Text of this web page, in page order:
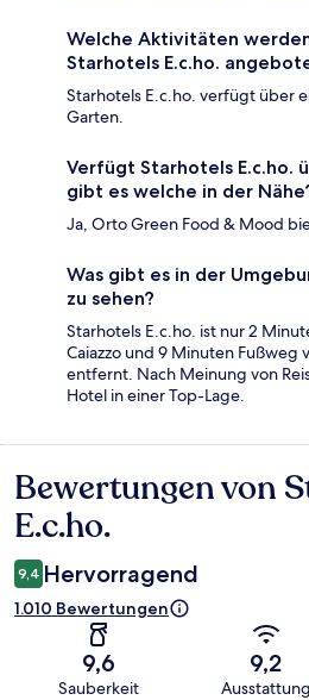
Welche Aktivitäten
Starhotels E.c.ho.
Starhotels E.c.ho. verfügt über
Garten.
Verfügt Starhotels E.c.ho.
gibt es welche in der
Ja, Orto Green Food & Mood
Was gibt es in der
zu sehen?
Starhotels E.c.ho. ist nur 2
Caiazzo und 9 Minuten Fußweg
entfernt. Nach Meinung von
Hotel in einer Top-Lage.
Bewertungen
Bewertungen von
E.c.ho.
9,4 Hervorragend
1.010 Bewertungen
9,6
Sauberkeit
9,2
Ausstattung